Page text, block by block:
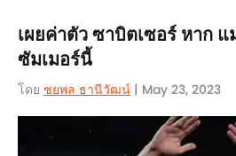
เผยค่าตัว ซาบิตเซอร์ หาก
ซัมเมอร์นี้
โดย ชยพล ธานีวัฒน์ | May 23, 2023